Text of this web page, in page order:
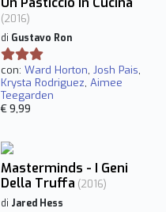
(2016)
di Gustavo Ron
con: Ward Horton, Josh Pais,
Krysta Rodriguez, Aimee
Teegarden
€ 9,99
Masterminds - I Geni
Della Truffa (2016)
di Jared Hess